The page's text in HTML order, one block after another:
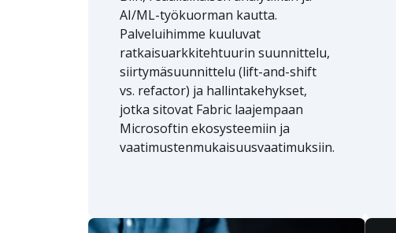
AI/ML-työkuorman kautta.
Palveluihimme kuuluvat
ratkaisuarkkitehtuurin suunnittelu,
siirtymäsuunnittelu (lift-and-shift
vs. refactor) ja hallintakehykset,
jotka sitovat Fabric laajempaan
Microsoftin ekosysteemiin ja
vaatimustenmukaisuusvaatimuksiin.